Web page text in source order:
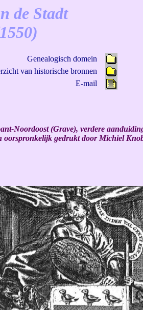
de Stadt
Genealogisch domein
van historische bronnen
E-mail
Noordoost (Grave), verdere
oorspronkelijk gedrukt door Michiel